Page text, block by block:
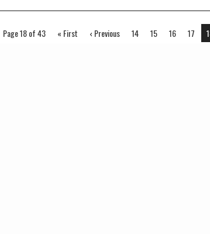
Page 18 of 43 « First ‹ Previous 14 15 16 17